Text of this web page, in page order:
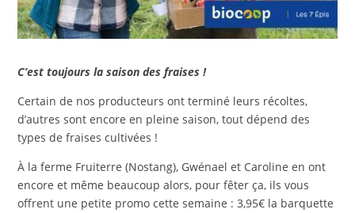
C’est toujours la saison des fraises !
Certain de nos producteurs ont terminé leurs récoltes,
d’autres sont encore en pleine saison, tout dépend des
types de fraises cultivées !
À la ferme Fruiterre (Nostang), Gwénael et Caroline en ont
encore et même beaucoup alors, pour fêter ça, ils vous
offrent une petite promo cette semaine : 3,95€ la barquette